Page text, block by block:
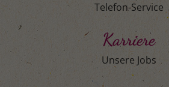
Telefon-Service
Karriere
Unsere Jobs